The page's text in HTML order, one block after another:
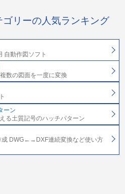
ゴリーの人気ランキング
自動作図ソフト
数の図面を一度に変換
ーン
る土質記号のハッチパターン
成 DWG←→DXF連続変換など使い方